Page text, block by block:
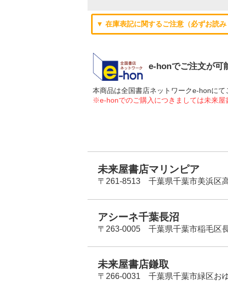
▼ 在庫表記に関するご注意（必ずお読み
e-honでご注文が可
本商品は全国書店ネットワークe-honに
※e-honでのご購入につきましては未来
未来屋書店マリンピア
〒261-8513 千葉県千葉市美浜区
アシーネ千葉長沼
〒263-0005 千葉県千葉市稲毛区
未来屋書店鎌取
〒266-0031 千葉県千葉市緑区お